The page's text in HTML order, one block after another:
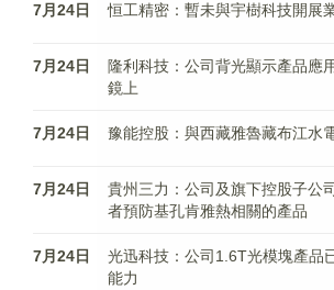
7月24日 恒工精密：暫未與宇樹科技開展
7月24日
隆利科技：公司背光顯示產品應
鏡上
7月24日 豫能控股：與西藏雅魯藏布江水
7月24日
貴州三力：公司及旗下控股子公
者預防基孔肯雅熱相關的產品
7月24日
光迅科技：公司1.6T光模塊產品
能力